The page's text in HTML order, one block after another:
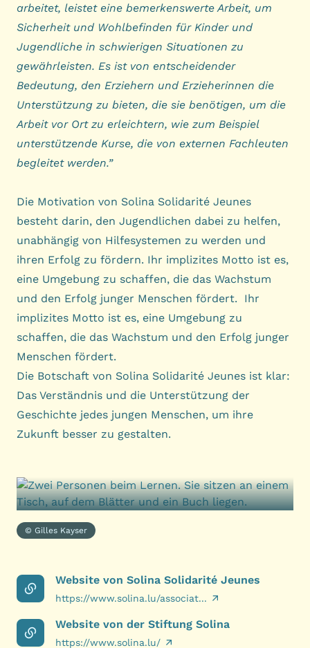
arbeitet, leistet eine bemerkenswerte Arbeit, um
Sicherheit und Wohlbefinden für Kinder und
Jugendliche in schwierigen Situationen zu
gewährleisten. Es ist von entscheidender
Bedeutung, den Erziehern und Erzieherinnen die
Unterstützung zu bieten, die sie benötigen, um die
Arbeit vor Ort zu erleichtern, wie zum Beispiel
unterstützende Kurse, die von externen Fachleuten
begleitet werden.”
Die Motivation von Solina Solidarité Jeunes
besteht darin, den Jugendlichen dabei zu helfen,
unabhängig von Hilfesystemen zu werden und
ihren Erfolg zu fördern. Ihr implizites Motto ist es,
eine Umgebung zu schaffen, die das Wachstum
und den Erfolg junger Menschen fördert. Ihr
implizites Motto ist es, eine Umgebung zu
schaffen, die das Wachstum und den Erfolg junger
Menschen fördert.
Die Botschaft von Solina Solidarité Jeunes ist klar:
Das Verständnis und die Unterstützung der
Geschichte jedes jungen Menschen, um ihre
Zukunft besser zu gestalten.
© Gilles Kayser
Website von Solina Solidarité Jeunes
https://www.solina.lu/associat...
Website von der Stiftung Solina
https://www.solina.lu/